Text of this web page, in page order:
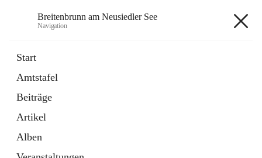
Breitenbrunn am Neusiedler See
Navigation
Start
Amtstafel
Beiträge
Artikel
Alben
18 Schnellzugriffe
Gemeindeservice